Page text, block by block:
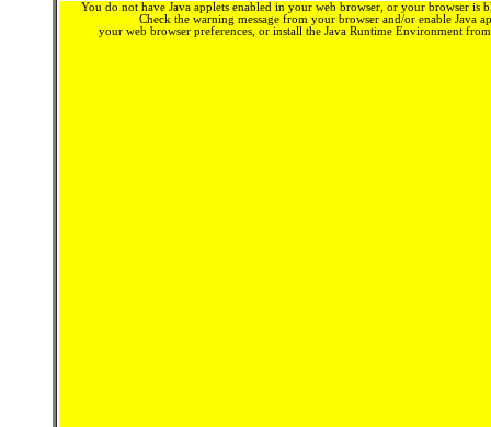
You do not have Java applets enabled in your web browser, or your browser is
Check the warning message from your browser and/or enable Java
your web browser preferences, or install the Java Runtime Environment